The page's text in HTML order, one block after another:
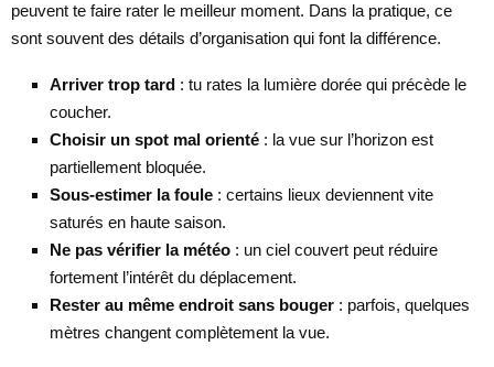
peuvent te faire rater le meilleur moment. Dans la pratique, ce
sont souvent des détails d’organisation qui font la différence.
Arriver trop tard : tu rates la lumière dorée qui précède le
coucher.
Choisir un spot mal orienté : la vue sur l’horizon est
partiellement bloquée.
Sous-estimer la foule : certains lieux deviennent vite
saturés en haute saison.
Ne pas vérifier la météo : un ciel couvert peut réduire
fortement l’intérêt du déplacement.
Rester au même endroit sans bouger : parfois, quelques
mètres changent complètement la vue.